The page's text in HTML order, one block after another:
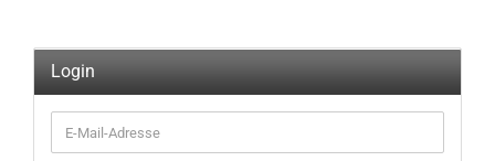
Login
E-
Mail-